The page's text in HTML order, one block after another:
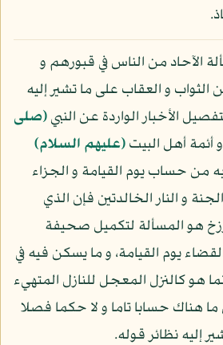
الآحاد من الناس في قبورهم و
و العقاب على ما تشير إليه
الأخبار الواردة عن النبي(صلى
و أئمة أهل البيت(عليهم السلام)
به من حساب يوم القيامة و الجزاء
و النار الخالدتين فإن الذي
هو المسألة لتكميل صحيفة
يوم القيامة، و ما يسكن فيه في
هو كالنزل المعجل للنازل المتهيء
هناك حسابا تاما و لا حكما فصلا
إليه نظائر قوله.